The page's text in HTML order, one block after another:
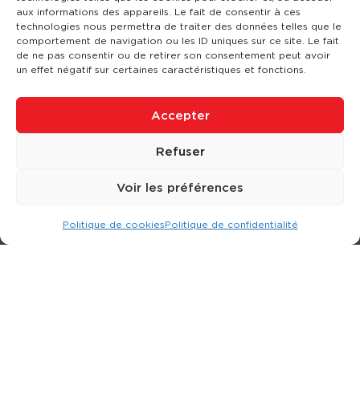
aux informations des appareils. Le fait de consentir à ces
technologies nous permettra de traiter des données telles que le
comportement de navigation ou les ID uniques sur ce site. Le fait
de ne pas consentir ou de retirer son consentement peut avoir
un effet négatif sur certaines caractéristiques et fonctions.
Accepter
Refuser
Voir les préférences
Politique de cookiesPolitique de confidentialité